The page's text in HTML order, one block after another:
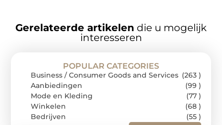
Gerelateerde artikelen die u mogelijk
interesseren
POPULAR CATEGORIES
Business / Consumer Goods and Services (263 )
Aanbiedingen
(99 )
Mode en Kleding
(77 )
Winkelen
(68 )
Bedrijven
(55 )